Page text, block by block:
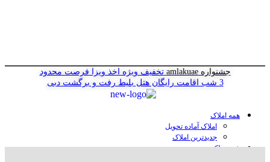
جشنواره amlakuae تخفیف ویژه اخذ ویزا فرصت محدود
3 شب اقامت رایگان هتل
بلیط رفت و برگشت دبی
همه املاک
املاک آماده تحویل
جدیدترین املاک
خرید ملک در دبی